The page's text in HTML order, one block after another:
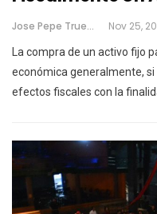
Jose Pepe Trueno Nov 25,
La compra de un activo fijo
económica generalmente,
efectos fiscales con la